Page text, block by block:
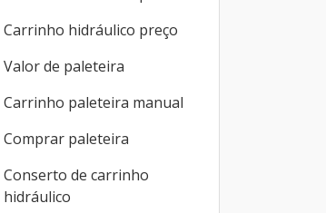
Carrinho hidráulico preço
Valor de paleteira
Carrinho paleteira manual
Comprar paleteira
Conserto de carrinho
hidráulico